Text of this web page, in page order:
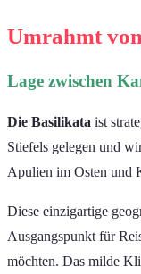
Umrahmt
Lage zwischen
Die Basilikata ist
Stiefels gelegen und
Apulien im Osten und
Diese einzigartige
Ausgangspunkt für
möchten. Das milde